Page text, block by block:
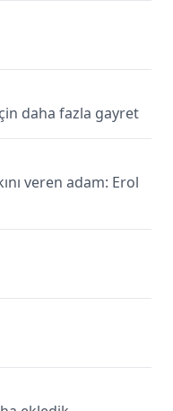
daha fazla gayret
veren adam: Erol